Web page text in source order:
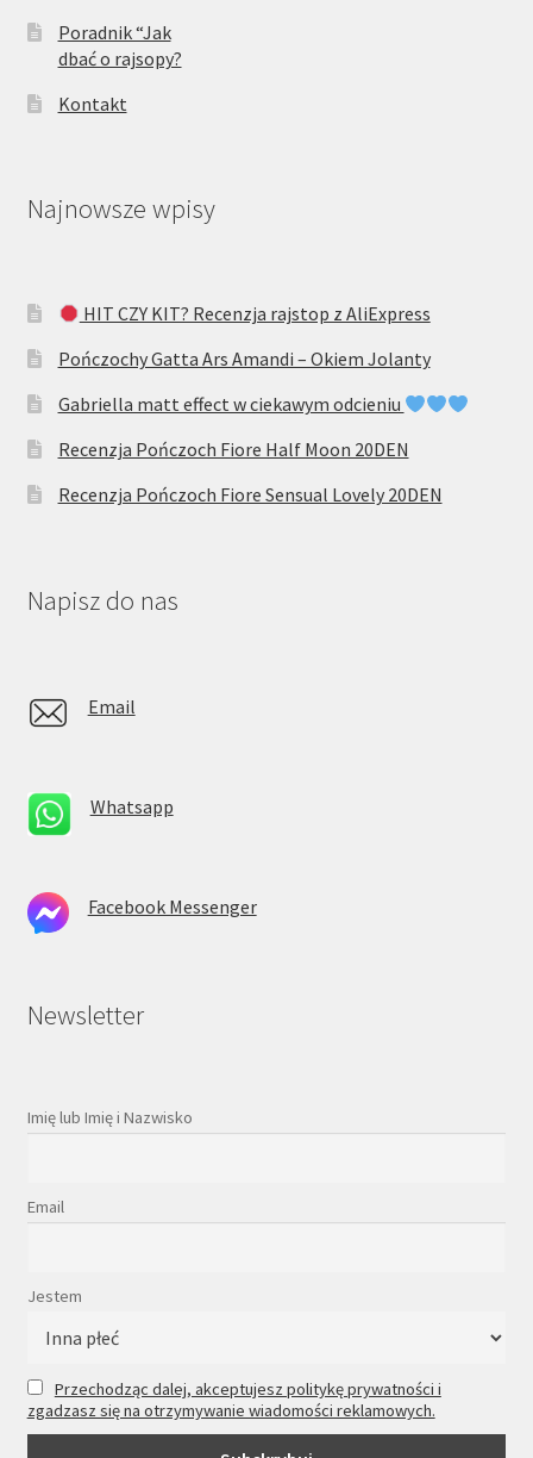
Poradnik “Jak
dbać o rajsopy?
Kontakt
Najnowsze wpisy
HIT CZY KIT? Recenzja rajstop z AliExpress
Pończochy Gatta Ars Amandi – Okiem Jolanty
Gabriella matt effect w ciekawym odcieniu
Recenzja Pończoch Fiore Half Moon 20DEN
Recenzja Pończoch Fiore Sensual Lovely 20DEN
Napisz do nas
Email
Whatsapp
Facebook Messenger
Newsletter
Imię lub Imię i Nazwisko
Email
Jestem
Przechodząc dalej, akceptujesz politykę prywatności i
zgadzasz się na otrzymywanie wiadomości reklamowych.